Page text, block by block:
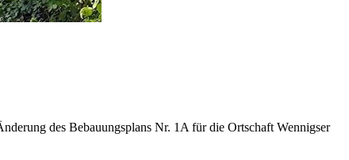
des Bebauungsplans Nr. 1A für die Ortschaft Wennigser